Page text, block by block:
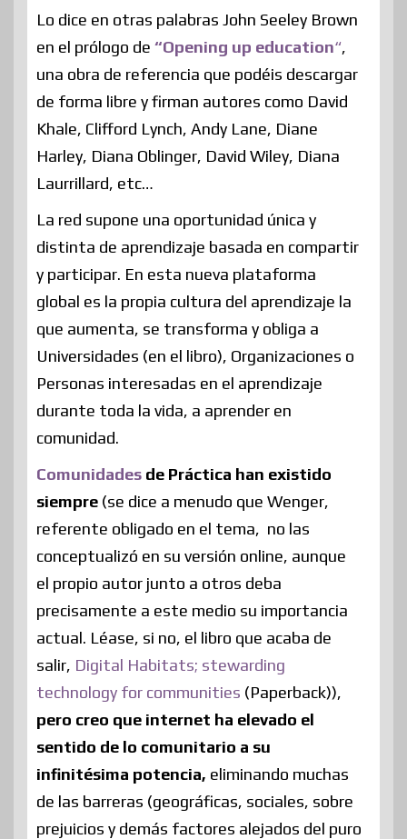
Lo dice en otras palabras John Seeley Brown
en el prólogo de “Opening up education“,
una obra de referencia que podéis descargar
de forma libre y firman autores como David
Khale, Clifford Lynch, Andy Lane, Diane
Harley, Diana Oblinger, David Wiley, Diana
Laurrillard, etc…
La red supone una oportunidad única y
distinta de aprendizaje basada en compartir
y participar. En esta nueva plataforma
global es la propia cultura del aprendizaje la
que aumenta, se transforma y obliga a
Universidades (en el libro), Organizaciones o
Personas interesadas en el aprendizaje
durante toda la vida, a aprender en
comunidad.
Comunidades de Práctica han existido
siempre (se dice a menudo que Wenger,
referente obligado en el tema, no las
conceptualizó en su versión online, aunque
el propio autor junto a otros deba
precisamente a este medio su importancia
actual. Léase, si no, el libro que acaba de
salir, Digital Habitats; stewarding
technology for communities (Paperback)),
pero creo que internet ha elevado el
sentido de lo comunitario a su
infinitésima potencia, eliminando muchas
de las barreras (geográficas, sociales, sobre
prejuicios y demás factores alejados del puro